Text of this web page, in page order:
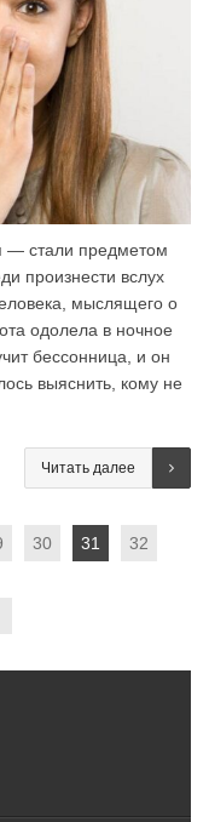
— стали предметом
произнести вслух
мыслящего о
одолела в ночное
бессонница, и он
выяснить, кому не
Читать далее
30 31 32